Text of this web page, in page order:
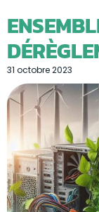
31 octobre 2023